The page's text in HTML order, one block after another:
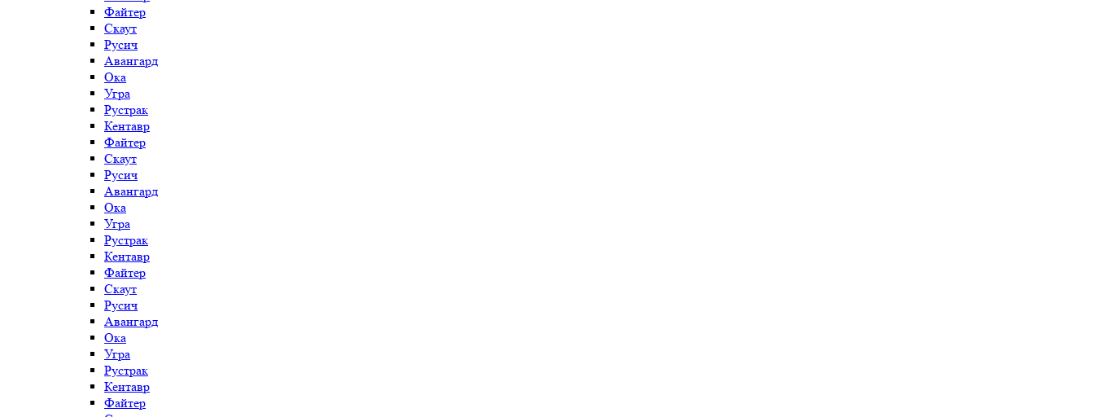
Файтер
Скаут
Русич
Авангард
Ока
Угра
Рустрак
Кентавр
Файтер
Скаут
Русич
Авангард
Ока
Угра
Рустрак
Кентавр
Файтер
Скаут
Русич
Авангард
Ока
Угра
Рустрак
Кентавр
Файтер